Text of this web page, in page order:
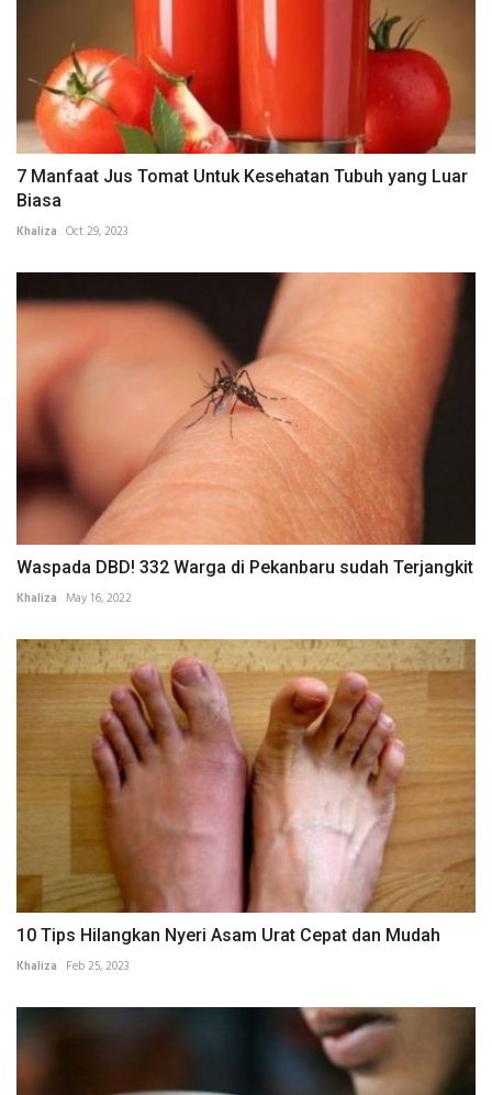
7 Manfaat Jus Tomat Untuk Kesehatan Tubuh yang Luar
Biasa
Khaliza Oct 29, 2023
Waspada DBD! 332 Warga di Pekanbaru sudah Terjangkit
Khaliza May 16, 2022
10 Tips Hilangkan Nyeri Asam Urat Cepat dan Mudah
Khaliza Feb 25, 2023